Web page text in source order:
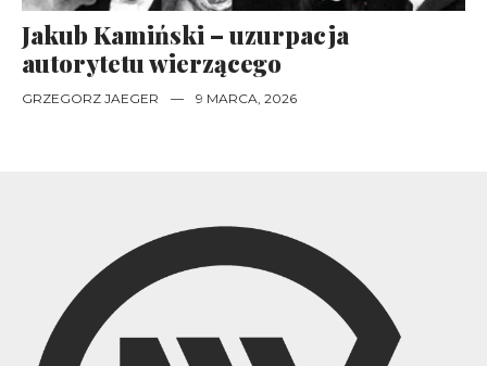
Jakub Kamiński – uzurpacja
autorytetu wierzącego
GRZEGORZ JAEGER — 9 MARCA, 2026